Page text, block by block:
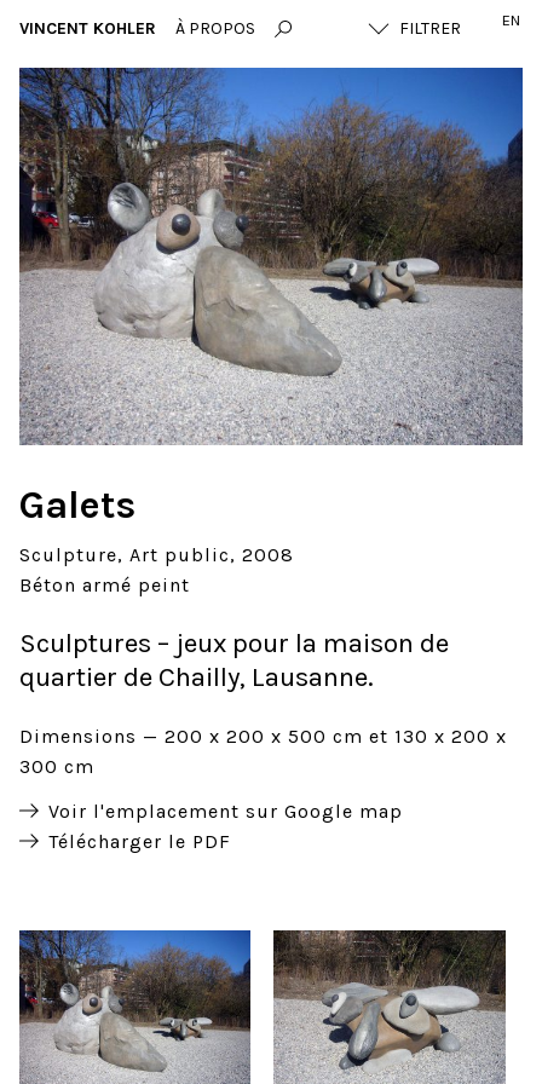
VINCENT KOHLER À PROPOS EN
Galets
Sculpture Art public
2008
Béton armé peint
Sculptures – jeux pour la maison de
quartier de Chailly, Lausanne.
Dimensions
200 x 200 x 500 cm et 130 x 200 x
300 cm
Voir l'emplacement sur Google map
Télécharger le PDF